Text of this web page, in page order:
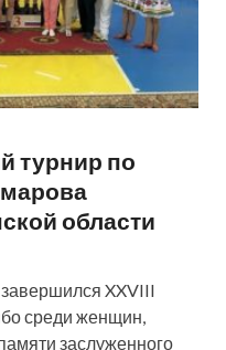
турнир по
области
XXVIII
среди женщин,
заслуженного